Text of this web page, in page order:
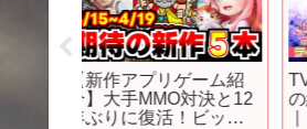
【発狂】サワヤンに新
作の超鬼畜ゲームをや
らせてみた結果w w w w